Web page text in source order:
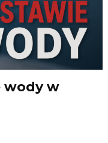
wody w